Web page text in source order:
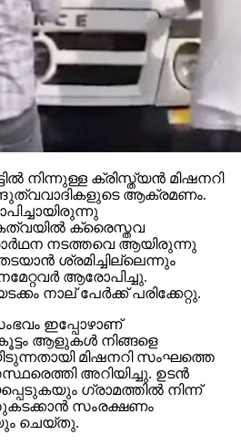
നിന്നുള്ള ക്രിസ്ത്യന്‍ മിഷനറി
ആക്രമണം.
ക്രൈസ്തവ
നടത്തവെ ആയിരുന്നു
ശ്രമിച്ചില്ലെന്നും
ആരോപിച്ചു.
നാല് പേര്‍ക്ക് പരിക്കേറ്റു.
ഇപ്പോഴാണ്
ആളുകള്‍ നിങ്ങളെ
മിഷനറി സംഘത്തെ
അറിയിച്ചു. ഉടന്‍
ഗ്രാമത്തില്‍ നിന്ന്
സംരക്ഷണം
ചെയ്തു.